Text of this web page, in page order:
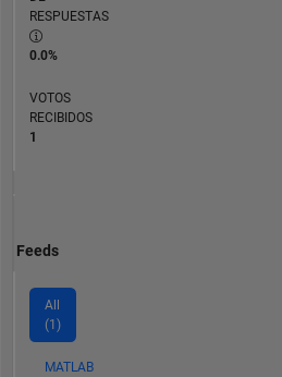
RESPUESTAS
0.0%
VOTOS
RECIBIDOS
1
Feeds
All
(1)
MATLAB